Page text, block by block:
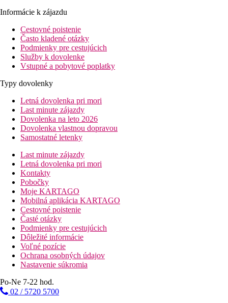
Informácie k zájazdu
Cestovné poistenie
Často kladené otázky
Podmienky pre cestujúcich
Služby k dovolenke
Vstupné a pobytové poplatky
Typy dovolenky
Letná dovolenka pri mori
Last minute zájazdy
Dovolenka na leto 2026
Dovolenka vlastnou dopravou
Samostatné letenky
Last minute zájazdy
Letná dovolenka pri mori
Kontakty
Pobočky
Moje KARTAGO
Mobilná aplikácia KARTAGO
Cestovné poistenie
Časté otázky
Podmienky pre cestujúcich
Dôležité informácie
Voľné pozície
Ochrana osobných údajov
Nastavenie súkromia
Po-Ne 7-22 hod.
02 / 5720 5700